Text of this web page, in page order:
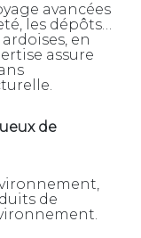
avancées
les dépôts…
en
assure
de
de